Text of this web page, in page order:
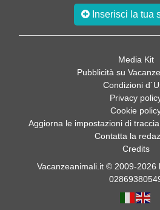
Inserisci la tua
Media Kit
Pubblicità su
Condizioni
Privacy
Cookie
Aggiorna le impostazioni di
Contatta la
Credits
Vacanzeanimali.it © 2009-2026